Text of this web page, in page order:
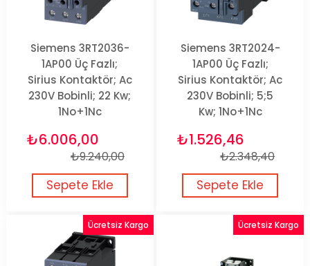
Siemens 3RT2036-
1AP00 Üç Fazlı;
Sirius Kontaktör; Ac
230V Bobinli; 22 Kw;
1No+1Nc
₺6.006,00
₺9.240,00
Sepete Ekle
Siemens 3RT2024-
1AP00 Üç Fazlı;
Sirius Kontaktör; Ac
230V Bobinli; 5;5
Kw; 1No+1Nc
₺1.526,46
₺2.348,40
Sepete Ekle
Ücretsiz Kargo Ücretsiz Kargo